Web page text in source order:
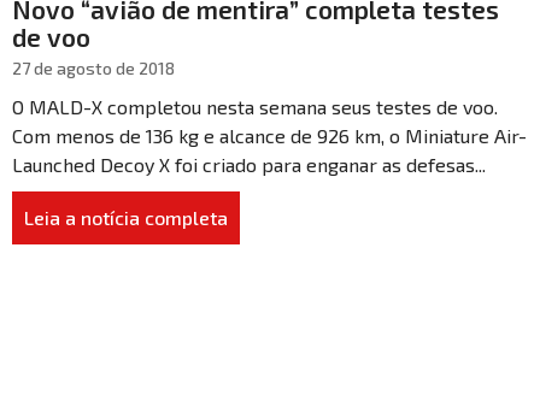
Novo “avião de mentira” completa testes
de voo
27 de agosto de 2018
O MALD-X completou nesta semana seus testes de voo.
Com menos de 136 kg e alcance de 926 km, o Miniature Air-
Launched Decoy X foi criado para enganar as defesas...
Leia a notícia completa